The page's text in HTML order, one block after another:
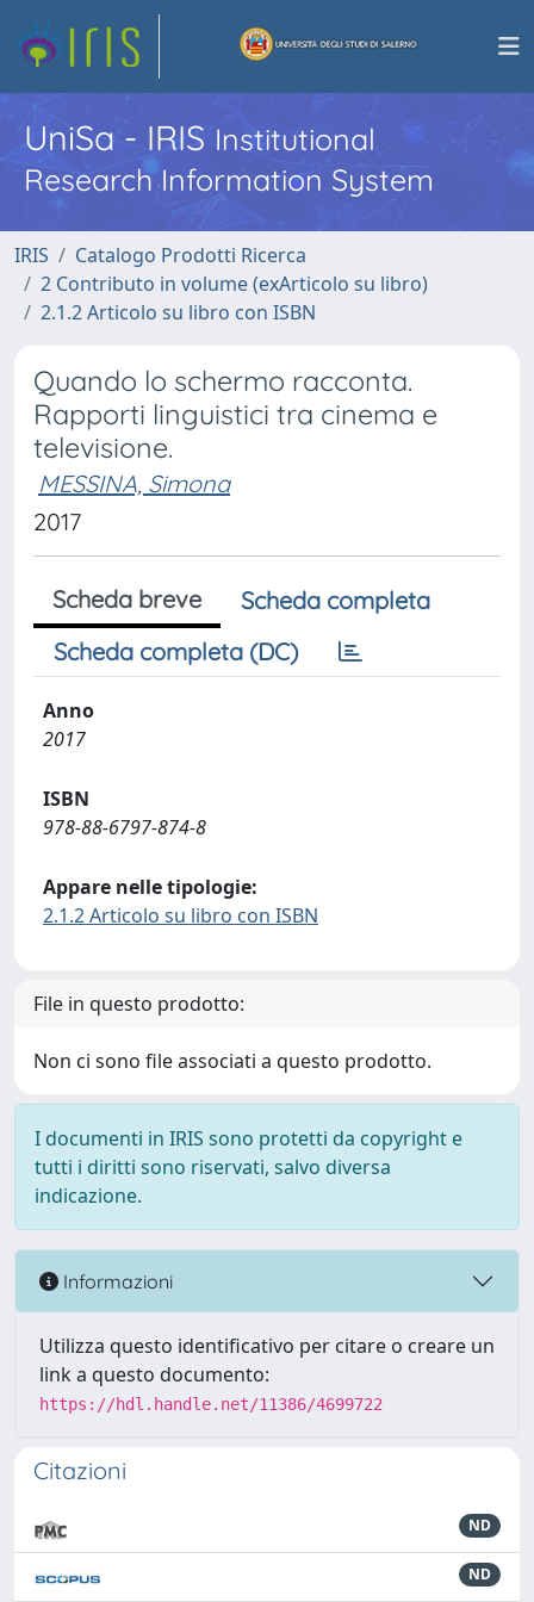
UniSa - IRISInstitutional
Research Information System
IRIS
Catalogo Prodotti Ricerca
2 Contributo in volume (exArticolo su libro)
2.1.2 Articolo su libro con ISBN
Quando lo schermo racconta.
Rapporti linguistici tra cinema e
televisione.
MESSINA, Simona
2017
Scheda breve
Scheda completa
Scheda completa (DC)
Anno
2017
ISBN
978-88-6797-874-8
Appare nelle tipologie:
2.1.2 Articolo su libro con ISBN
File in questo prodotto:
Non ci sono file associati a questo prodotto.
I documenti in IRIS sono protetti da copyright e
tutti i diritti sono riservati, salvo diversa
indicazione.
Informazioni
Utilizza questo identificativo per citare o creare un
link a questo documento:
https://hdl.handle.net/11386/4699722
Citazioni
ND
ND